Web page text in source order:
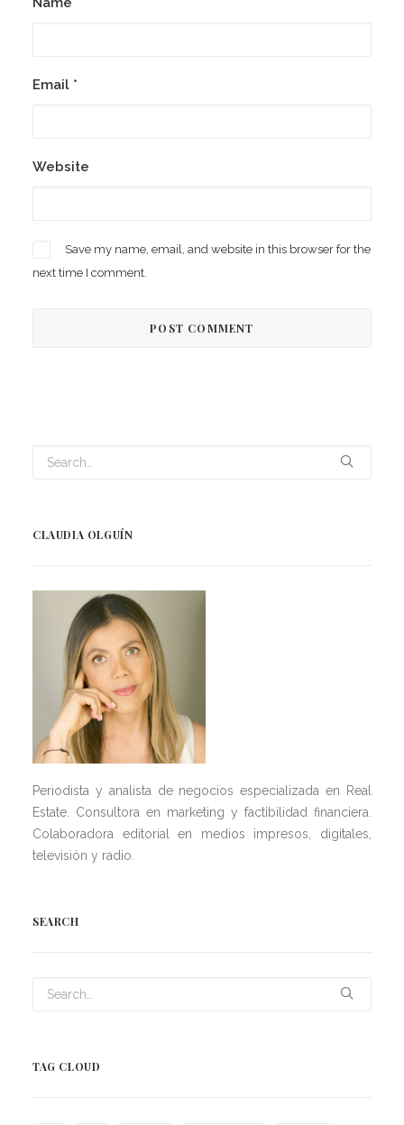
Email *
Website
Save my name, email, and website in this browser for the
next time I comment.
CLAUDIA OLGUÍN
Periodista y analista de negocios especializada en Real
Estate. Consultora en marketing y factibilidad financiera.
Colaboradora editorial en medios impresos, digitales,
televisión y radio.
SEARCH
TAG CLOUD